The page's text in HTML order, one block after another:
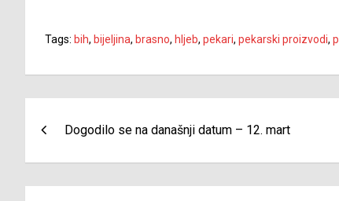
Tags: bih, bijeljina, brasno, hljeb, pekari, pekarski proizvodi,
članaka
Dogodilo se na današnji datum – 12. mart